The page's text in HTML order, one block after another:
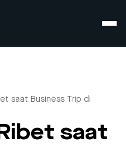
saat Business Trip di
saat